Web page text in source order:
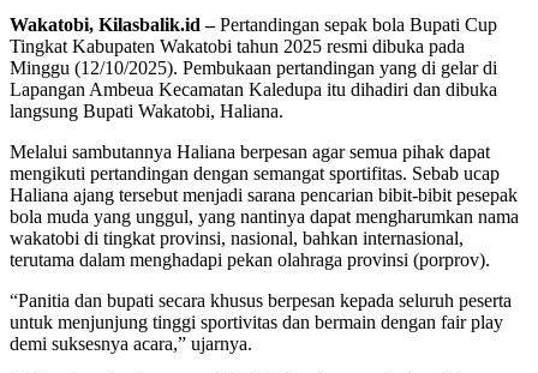
Wakatobi, Kilasbalik.id –Pertandingan sepak bola Bupati Cup
Tingkat Kabupaten Wakatobi tahun 2025 resmi dibuka pada
Minggu (12/10/2025). Pembukaan pertandingan yang di gelar di
Lapangan Ambeua Kecamatan Kaledupa itu dihadiri dan dibuka
langsung Bupati Wakatobi, Haliana.
Melalui sambutannya Haliana berpesan agar semua pihak dapat
mengikuti pertandingan dengan semangat sportifitas. Sebab ucap
Haliana ajang tersebut menjadi sarana pencarian bibit-bibit pesepak
bola muda yang unggul, yang nantinya dapat mengharumkan nama
wakatobi di tingkat provinsi, nasional, bahkan internasional,
terutama dalam menghadapi pekan olahraga provinsi (porprov).
“Panitia dan bupati secara khusus berpesan kepada seluruh peserta
untuk menjunjung tinggi sportivitas dan bermain dengan fair play
demi suksesnya acara,” ujarnya.